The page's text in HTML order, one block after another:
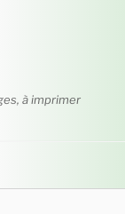
à imprimer